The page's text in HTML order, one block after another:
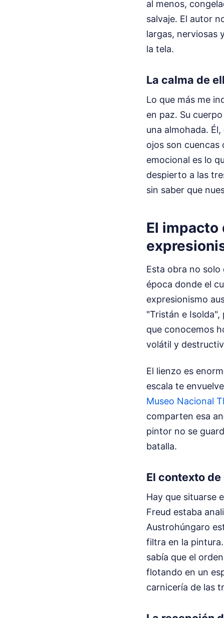
al menos,
salvaje. El autor
largas, nerviosas
la tela.
La calma de
Lo que más me
en paz. Su
una almohada.
ojos son cuencas
emocional es lo
despierto a las
sin saber que
El impacto
Esta obra no solo
época donde el
expresionismo
"Tristán e
que conocemos
volátil y
El lienzo es
escala te
Museo Nacional
comparten esa
pintor no se
batalla.
El contexto
Hay que situarse
Freud estaba
Austrohúngaro
filtra en la
sabía que el
flotando en un
carnicería de las